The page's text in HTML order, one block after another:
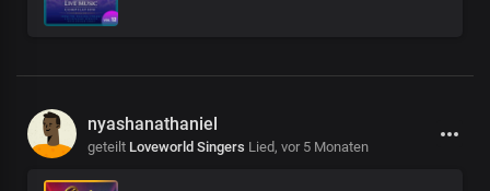
nyashanathaniel
geteilt Loveworld Singers Lied, vor 5 Monaten